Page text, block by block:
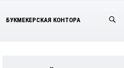
БУКМЕКЕРСКАЯ КОНТОРА